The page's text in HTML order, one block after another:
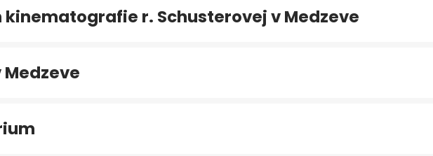
kinematografie r. Schusterovej v Medzeve